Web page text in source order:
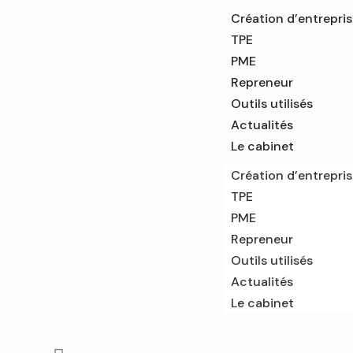
Création
TPE
PME
Repreneur
Outils utilisés
Actualités
Le cabinet
Création
TPE
PME
Repreneur
Outils utilisés
Actualités
Le cabinet